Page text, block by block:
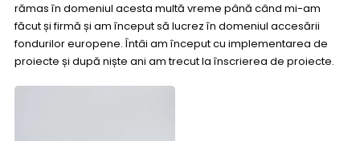
rămas în domeniul acesta multă vreme până când mi-am
făcut și firmă și am început să lucrez în domeniul accesării
fondurilor europene. Întâi am început cu implementarea de
proiecte și după niște ani am trecut la înscrierea de proiecte.